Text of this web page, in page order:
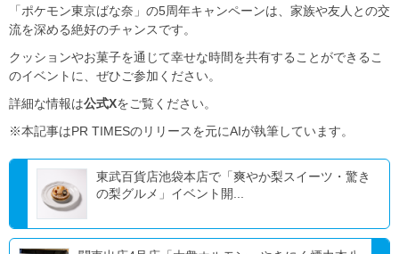
「ポケモン東京ばな奈」の5周年キャンペーンは、家族や友人との交
流を深める絶好のチャンスです。
クッションやお菓子を通じて幸せな時間を共有することができるこ
のイベントに、ぜひご参加ください。
詳細な情報は公式Xをご覧ください。
※本記事はPR TIMESのリリースを元にAIが執筆しています。
東武百貨店池袋本店で「爽やか梨スイーツ・驚き
の梨グルメ」イベント開...